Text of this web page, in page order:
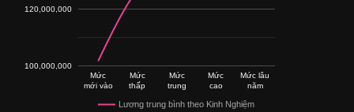
Lương trung bình theo Kinh Nghiệm
Mức
mới vào
Mức
thấp
Mức
trung
Mức
cao
Mức lâu
năm
100,000,000
120,000,000